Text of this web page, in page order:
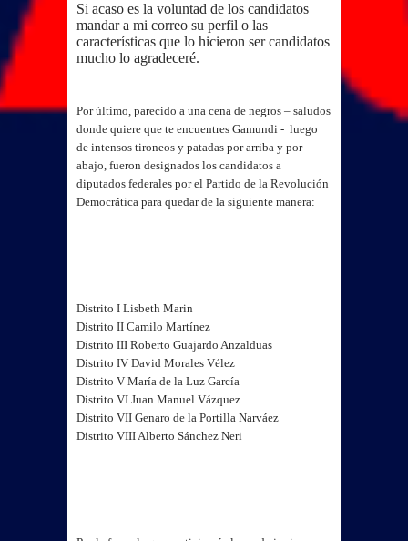
Si acaso es la voluntad de los candidatos
mandar a mi correo su perfil o las
características que lo hicieron ser candidatos
mucho lo agradeceré.
Por último, parecido a una cena de negros – saludos
donde quiere que te encuentres Gamundi - luego
de intensos tironeos y patadas por arriba y por
abajo, fueron designados los candidatos a
diputados federales por el Partido de la Revolución
Democrática para quedar de la siguiente manera:
Distrito I Lisbeth Marin
Distrito II Camilo Martínez
Distrito III Roberto Guajardo Anzalduas
Distrito IV David Morales Vélez
Distrito V María de la Luz García
Distrito VI Juan Manuel Vázquez
Distrito VII Genaro de la Portilla Narváez
Distrito VIII Alberto Sánchez Neri